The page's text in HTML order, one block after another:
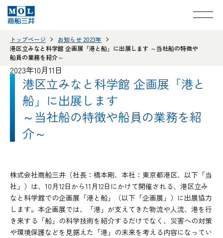
トップページ
お知らせ 2023年
港区立みなと科学館 企画展「港と船」に出展します ～当社船の特徴や
船員の業務を紹介～
2023年10月11日
港区立みなと科学館 企画展「港と
船」に出展します
～当社船の特徴や船員の業務を紹
介～
株式会社商船三井（社長：橋本剛、本社：東京都港区、以下「当
社」）は、10月12日から11月12日にかけて開催される、港区立み
なと科学館での企画展「港と船」（以下「企画展」）に出展協力
します。本企画展では、「港」が支えてきた物流や人流、港を行
き来する「船」の科学技術を紹介するだけでなく、災害への対策
や環境保護などを見据えた「港」の未来を考える内容になってい